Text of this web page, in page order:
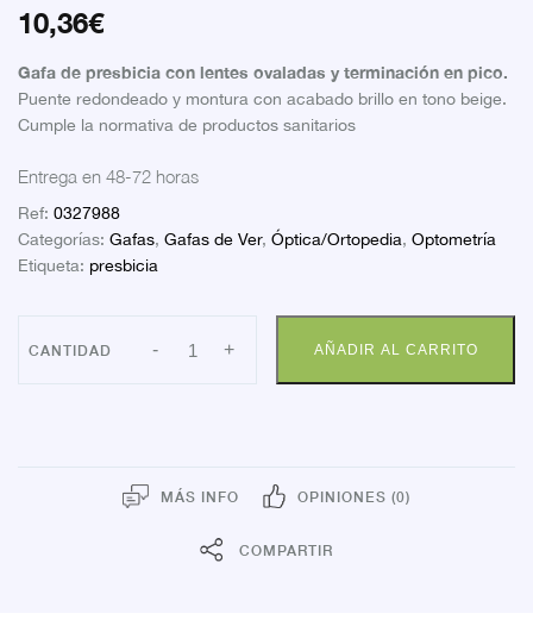
10,36€
Gafa de presbicia con lentes ovaladas y terminación en pico.
Puente redondeado y montura con acabado brillo en tono beige.
Cumple la normativa de productos sanitarios
Entrega en 48-72 horas
Ref: 0327988
Categorías: Gafas, Gafas de Ver, Óptica/Ortopedia, Optometría
Etiqueta: presbicia
- FARLINE
GAFA + AÑADIR AL CARRITO
MÁS INFO OPINIONES (0)
COMPARTIR